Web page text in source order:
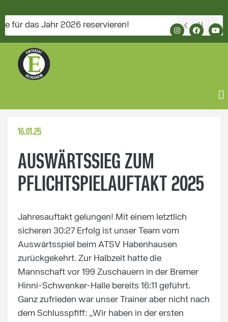
Jahr 2026 reservieren!
16.01.25
AUSWÄRTSSIEG ZUM
PFLICHTSPIELAUFTAKT 2025
Jahresauftakt gelungen! Mit einem letztlich
sicheren 30:27 Erfolg ist unser Team vom
Auswärtsspiel beim ATSV Habenhausen
zurückgekehrt. Zur Halbzeit hatte die
Mannschaft vor 199 Zuschauern in der Bremer
Hinni-Schwenker-Halle bereits 16:11 geführt.
Ganz zufrieden war unser Trainer aber nicht nach
dem Schlusspfiff: „Wir haben in der ersten